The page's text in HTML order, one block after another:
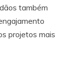
também
projetos mais